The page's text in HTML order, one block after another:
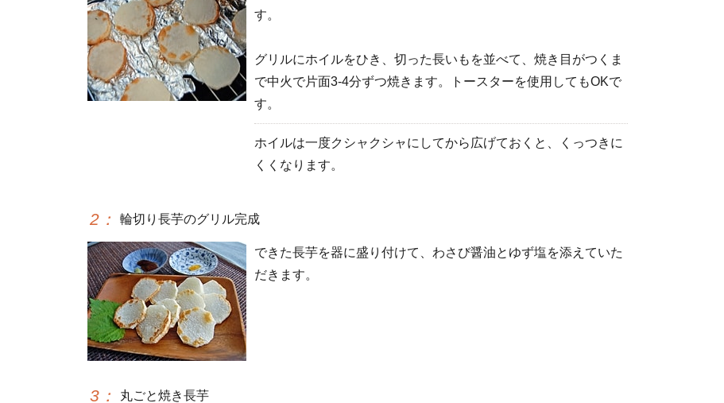
す。
グリルにホイルをひき、切った長いもを並べて、焼き目がつくま
で中火で片面3-4分ずつ焼きます。トースターを使用してもOKで
す。
ホイルは一度クシャクシャにしてから広げておくと、くっつきに
くくなります。
2 ： 輪切り長芋のグリル完成
できた長芋を器に盛り付けて、わさび醤油とゆず塩を添えていた
だきます。
3 ： 丸ごと焼き長芋